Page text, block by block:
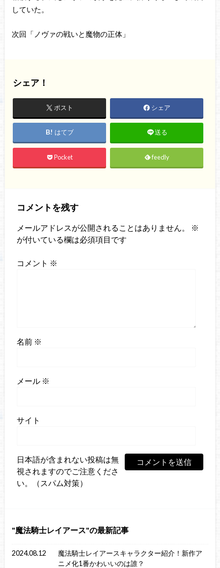
していた。
次回「ノヴァの戦いと魔物の正体」
シェア！
ポスト シェア
はてブ 送る
Pocket feedly
コメントを残す
メールアドレスが公開されることはありません。
※
が付いている欄は必須項目です
コメント ※
名前 ※
メール ※
サイト
日本語が含まれない投稿は無
視されますのでご注意くださ
い。（スパム対策）
魔法騎士レイアース の最新記事
2024.08.12
魔法騎士レイアースキャラクター紹介！新作ア
ニメ化1番かわいいのは誰？